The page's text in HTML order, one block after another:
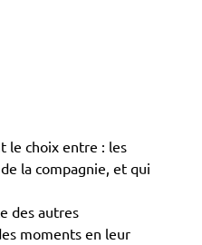
le choix entre : les
la compagnie, et qui
des autres
moments en leur